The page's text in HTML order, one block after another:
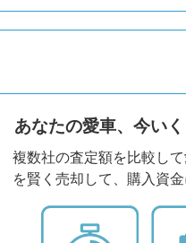
あなたの愛車、今いく
複数社の査定額を比較し
を賢く売却して、購入資